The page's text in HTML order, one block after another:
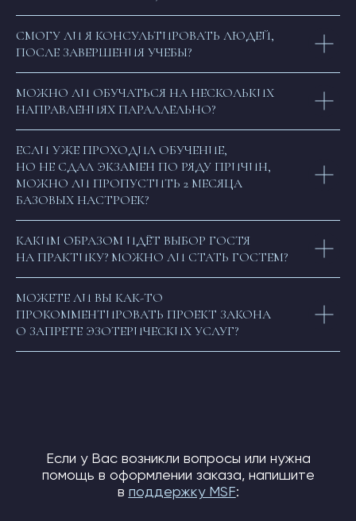
СМОГУ ЛИ Я КОНСУЛЬТИРОВАТЬ ЛЮДЕЙ,
ПОСЛЕ ЗАВЕРШЕНИЯ УЧЕБЫ?
МОЖНО ЛИ ОБУЧАТЬСЯ НА НЕСКОЛЬКИХ
НАПРАВЛЕНИЯХ ПАРАЛЛЕЛЬНО?
ЕСЛИ УЖЕ ПРОХОДИЛ ОБУЧЕНИЕ,
НО НЕ СДАЛ ЭКЗАМЕН ПО РЯДУ ПРИЧИН,
МОЖНО ЛИ ПРОПУСТИТЬ 2 МЕСЯЦА
БАЗОВЫХ НАСТРОЕК?
КАКИМ ОБРАЗОМ ИДЁТ ВЫБОР ГОСТЯ
НА ПРАКТИКУ? МОЖНО ЛИ СТАТЬ ГОСТЕМ?
МОЖЕТЕ ЛИ ВЫ КАК-ТО
ПРОКОММЕНТИРОВАТЬ ПРОЕКТ ЗАКОНА
О ЗАПРЕТЕ ЭЗОТЕРИЧЕСКИХ УСЛУГ?